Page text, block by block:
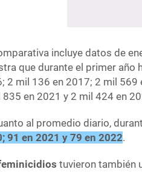
incluye datos de
que durante el primer
2 mil 136 en 2017; 2 mil
835 en 2021 y 2 mil 424 en
al promedio diario,
91 en 2021 y 79 en 2022.
tuvieron también